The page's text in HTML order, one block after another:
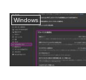
Windows